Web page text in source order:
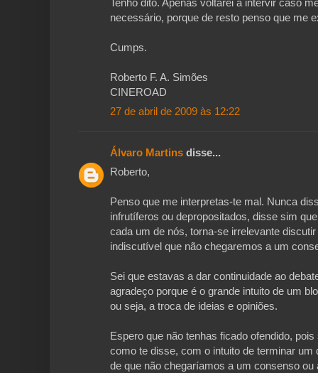
Tenho dito. Apenas voltarei a intervir caso
necessário, porque de resto penso que me
Cumps.
Roberto F. A. Simões
CINEROAD
27 de abril de 2009 às 12:22
Álvaro Martins disse...
Roberto,
Penso que me interpretas-te mal. Nunca
infrutíferos ou depropositados, disse sim
cada um de nós, torna-se irrelevante
indiscutível que não chegaremos a um
Sei que estavas a dar continuidade ao
agradeço porque é o grande intuito de um
ou seja, a troca de ideias e opiniões.
Espero que não tenhas ficado ofendido,
como te disse, com o intuito de terminar um
de que não chegaríamos a um consenso ou